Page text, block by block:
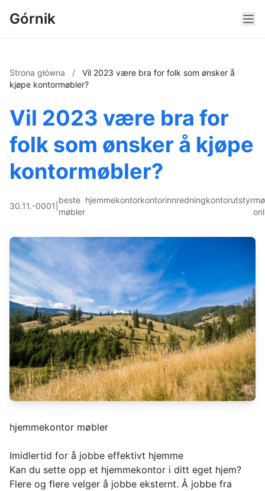
Górnik
Strona główna /
Vil 2023 være bra for folk som ønsker å
kjøpe kontormøbler?
Vil 2023 være bra for
folk som ønsker å kjøpe
kontormøbler?
30.11.-0001
beste
møbler
hjemmekontorkontorinnredningkontorutstyr
hjemmekontor møbler
Imidlertid for å jobbe effektivt hjemme
Kan du sette opp et hjemmekontor i ditt eget hjem?
Flere og flere velger å jobbe eksternt. Å jobbe fra